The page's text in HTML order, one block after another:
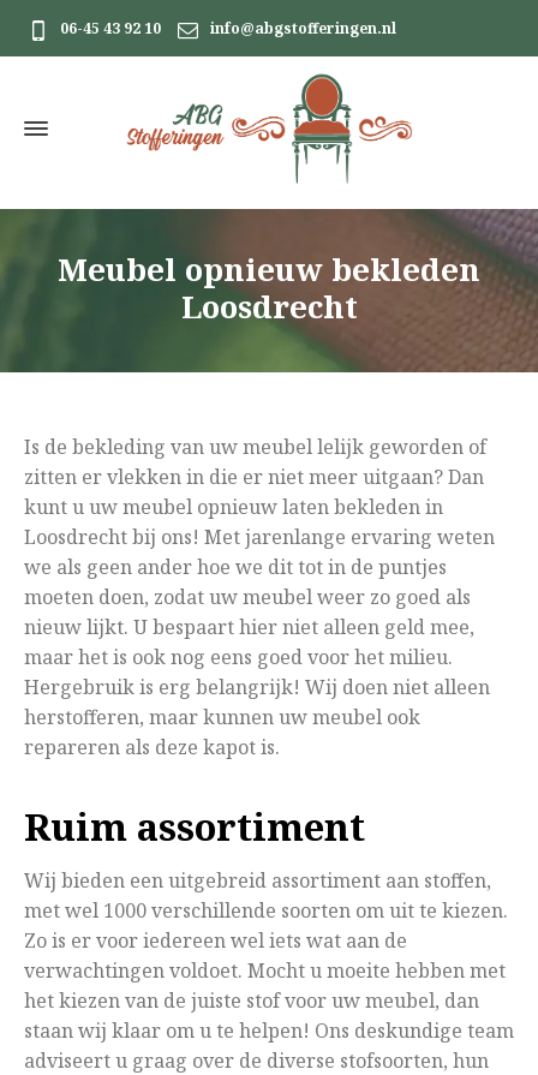
06-45 43 92 10 info@abgstofferingen.nl
Meubel opnieuw bekleden
Loosdrecht
Is de bekleding van uw meubel lelijk geworden of
zitten er vlekken in die er niet meer uitgaan? Dan
kunt u uw meubel opnieuw laten bekleden in
Loosdrecht bij ons! Met jarenlange ervaring weten
we als geen ander hoe we dit tot in de puntjes
moeten doen, zodat uw meubel weer zo goed als
nieuw lijkt. U bespaart hier niet alleen geld mee,
maar het is ook nog eens goed voor het milieu.
Hergebruik is erg belangrijk! Wij doen niet alleen
herstofferen, maar kunnen uw meubel ook
repareren als deze kapot is.
Ruim assortiment
Wij bieden een uitgebreid assortiment aan stoffen,
met wel 1000 verschillende soorten om uit te kiezen.
Zo is er voor iedereen wel iets wat aan de
verwachtingen voldoet. Mocht u moeite hebben met
het kiezen van de juiste stof voor uw meubel, dan
staan wij klaar om u te helpen! Ons deskundige team
adviseert u graag over de diverse stofsoorten, hun